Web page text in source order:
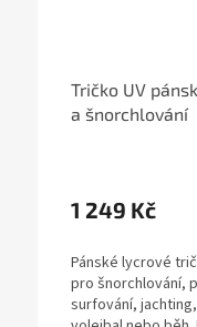
Tričko UV
a šnorchlování
krátký rukáv
1 249 Kč
Pánské lycrové
pro šnorchlování,
surfování,